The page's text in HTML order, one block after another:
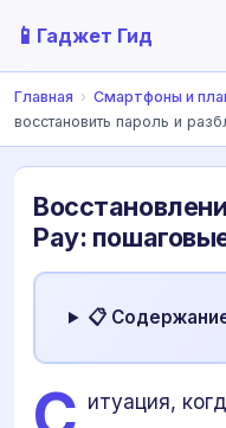
📱 Гаджет Гид
Главная › Смартфоны и
восстановить пароль и
Pay:
📋
итуация,